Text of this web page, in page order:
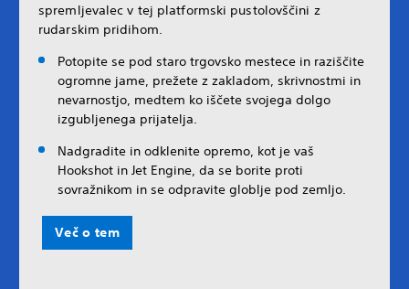
spremljevalec v tej platformski pustolovščini z
rudarskim pridihom.
Potopite se pod staro trgovsko mestece in raziščite
ogromne jame, prežete z zakladom, skrivnostmi in
nevarnostjo, medtem ko iščete svojega dolgo
izgubljenega prijatelja.
Nadgradite in odklenite opremo, kot je vaš
Hookshot in Jet Engine, da se borite proti
sovražnikom in se odpravite globlje pod zemljo.
Več o tem